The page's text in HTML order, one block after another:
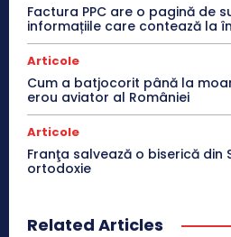
Factura PPC are o pagină de
informațiile care contează la
Articole
Cum a batjocorit până la
erou aviator al României
Articole
Franţa salvează o biserică din
ortodoxie
Related Articles